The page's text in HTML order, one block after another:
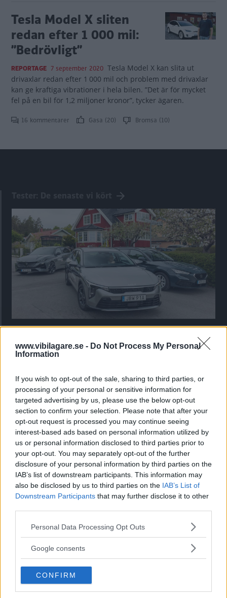
www.vibilagare.se - Do Not Process My Personal
Information
If you wish to opt-out of the sale, sharing to third parties, or
processing of your personal or sensitive information for
targeted advertising by us, please use the below opt-out
section to confirm your selection. Please note that after your
opt-out request is processed you may continue seeing
interest-based ads based on personal information utilized by
us or personal information disclosed to third parties prior to
your opt-out. You may separately opt-out of the further
disclosure of your personal information by third parties on the
IAB’s list of downstream participants. This information may
also be disclosed by us to third parties on the IAB’s List of
Downstream Participants that may further disclose it to other
Please note that this website/app uses one or more Google
not limited to your visit or usage behaviour. You may click to
use your data for below specified purposes in below Google
consent section.
Personal Data Processing Opt Outs
Google consents
CONFIRM
Tesla Model X sliten
redan efter 1 000 mil:
”Bedrövligt”
REPORTAGE 7 september 2020 Tesla Model X kan slita ut
drivaxlar redan efter 1 000 mil och problem med drivaxlar
kan ge kraftiga vibrationer i hela bilen. ”Det är för mycket
fel på en bil för 1,2 miljoner kronor”, tycker ägaren.
16 kommentarer Gasa (20) Bromsa (10)
Kia utmanar i kombiklassen – blir omkörd
av ”gamlingen”
”God chans att bli ny favorit”
Utbudet av terrängdugliga kombibilar har krympt men fylls
nu på av eldrivna Toyota bZ4X Touring. Vi provkör.